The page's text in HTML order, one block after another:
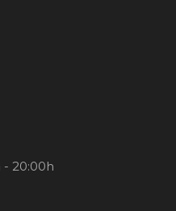
- 20:00h